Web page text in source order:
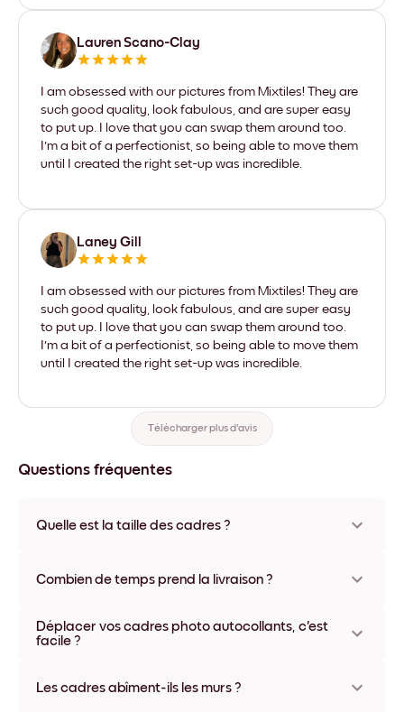
Lauren Scano-Clay
I am obsessed with our pictures from Mixtiles! They are
such good quality, look fabulous, and are super easy
to put up. I love that you can swap them around too.
I'm a bit of a perfectionist, so being able to move them
until I created the right set-up was incredible.
Laney Gill
I am obsessed with our pictures from Mixtiles! They are
such good quality, look fabulous, and are super easy
to put up. I love that you can swap them around too.
I'm a bit of a perfectionist, so being able to move them
until I created the right set-up was incredible.
Télécharger plus d'avis
Questions fréquentes
Quelle est la taille des cadres ?
matériaux et coloris disponibles, y compris sans cadre ou en
Combien de temps prend la livraison ?
généralement une semaine. Livraison express possible dans
certains pays. Un numéro de suivi accompagne chaque
Déplacer vos cadres photo autocollants, c'est
facile ?
l'infini, sans abîmer vos murs.
Les cadres abîment-ils les murs ?